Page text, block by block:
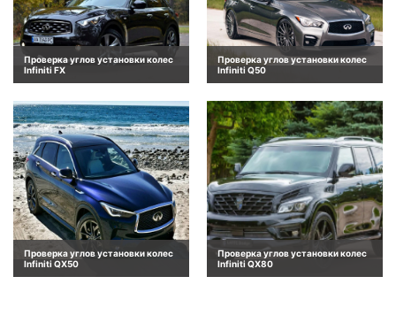
Проверка углов установки колес
Infiniti FX
Проверка углов установки колес
Infiniti Q50
Проверка углов установки колес
Infiniti QX50
Проверка углов установки колес
Infiniti QX80